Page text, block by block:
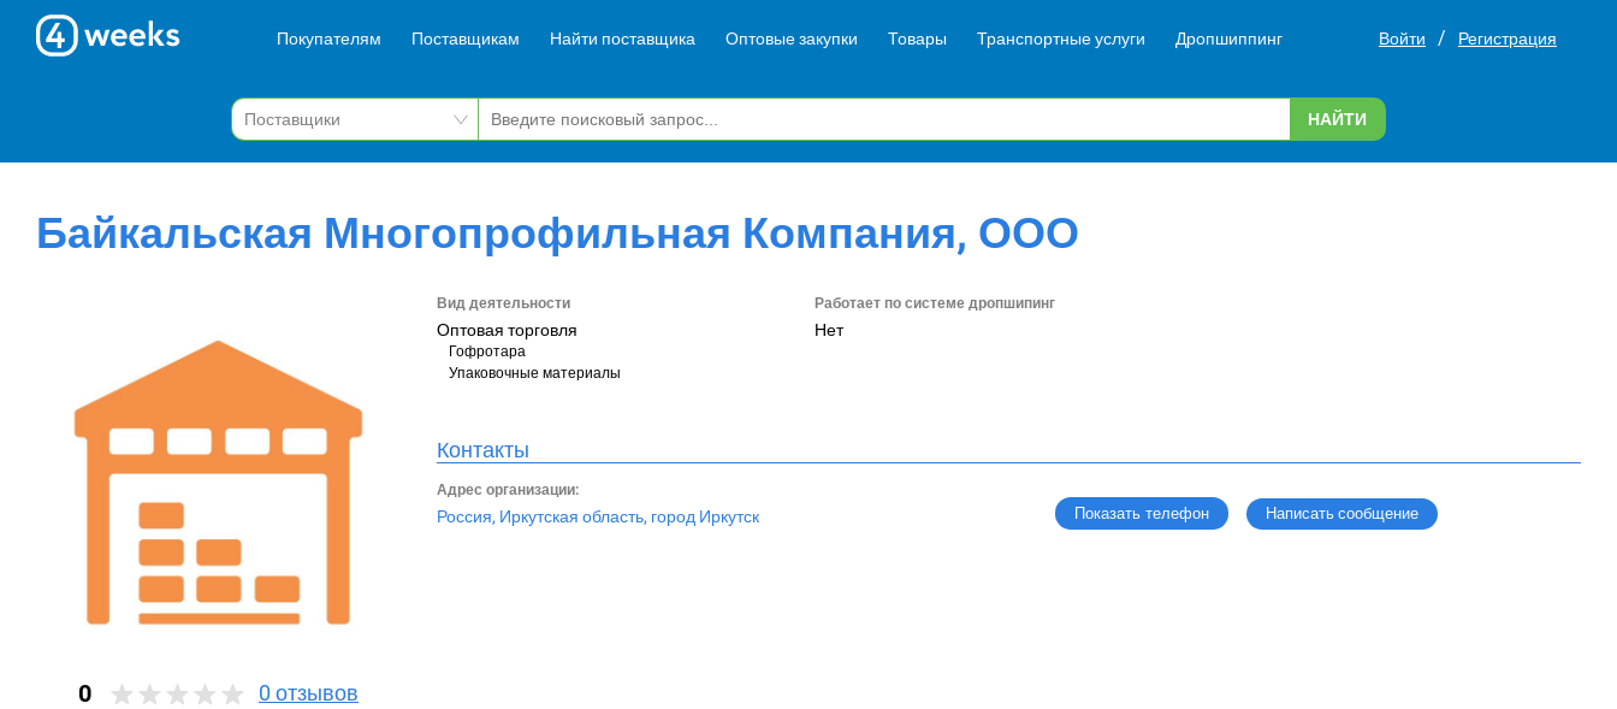
Покупателям Поставщикам Найти поставщика Оптовые закупки Товары Транспортные услуги Дропшиппинг Войти / Регистрация
НАЙТИ
Байкальская Многопрофильная Компания, ООО
0 0 отзывов
Вид деятельности
Оптовая торговля
Гофротара
Упаковочные материалы
Работает по системе дропшипинг
Нет
Контакты
Адрес организации:
Россия, Иркутская область, город Иркутск Показать телефон Написать сообщение